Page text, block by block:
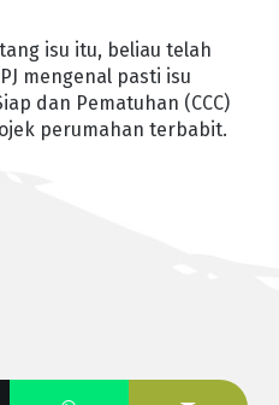
isu itu, beliau telah
mengenal pasti isu
dan Pematuhan (CCC)
perumahan terbabit.